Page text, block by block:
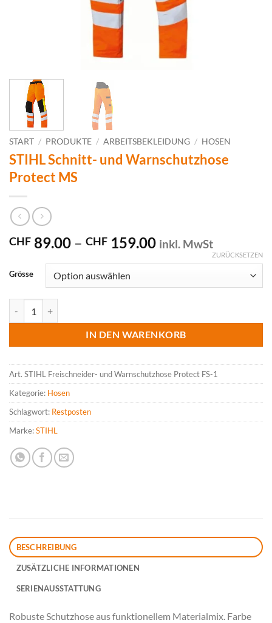
START / PRODUKTE / ARBEITSBEKLEIDUNG / HOSEN
STIHL Schnitt- und Warnschutzhose
Protect MS
CHF 89.00 – CHF 159.00Preisspanne:
CHF 89.00
CHF 159.00
inkl. MwSt
Grösse
ZURÜCKSETZEN
IN DEN WARENKORB
Art. STIHL Freischneider- und Warnschutzhose Protect FS-1
Kategorie: Hosen
Schlagwort: Restposten
Marke:STIHL
BESCHREIBUNG
ZUSÄTZLICHE INFORMATIONEN
SERIENAUSSTATTUNG
Robuste Schutzhose aus funktionellem Materialmix. Farbe